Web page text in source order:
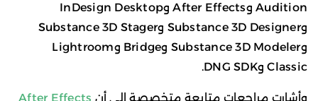
Audition وAfter Effects وInDesign Desktop
وSubstance 3D Designer وSubstance 3D Stager
وSubstance 3D Modeler وBridge وLightroom
Classic وDNG SDK.
وأشارت مراجعات متابعة متخصصة إلى أن After Effects